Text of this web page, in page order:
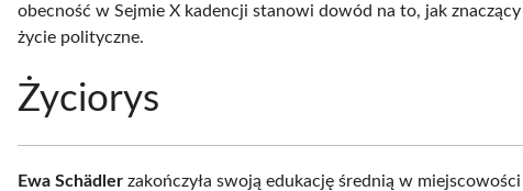
obecność w Sejmie X kadencji stanowi dowód na to, jak
życie polityczne.
Życiorys
Ewa Schädler zakończyła swoją edukację średnią w